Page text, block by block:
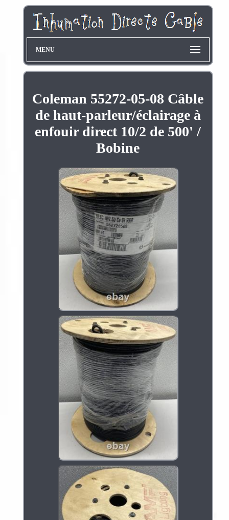
MENU
Coleman 55272-05-08 Câble
de haut-parleur/éclairage à
enfouir direct 10/2 de 500' /
Bobine